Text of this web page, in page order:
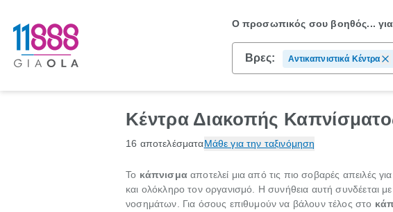
Ο προσωπικός σου βοηθός...
Βρες: Αντικαπνιστικά Κέντρα
Κέντρα Διακοπής
16 αποτελέσματαΜάθε για την ταξινόμηση
Το κάπνισμααποτελεί μια από τις πιο σοβαρές απειλές
και ολόκληρο τον οργανισμό. Η συνήθεια αυτή συνδέεται
νοσημάτων. Για όσους επιθυμούν να βάλουν τέλος στο